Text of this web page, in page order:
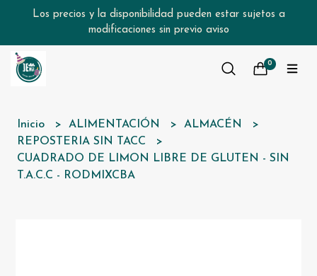
Los precios y la disponibilidad pueden estar sujetos a
modificaciones sin previo aviso
0
Inicio ALIMENTACIÓN
ALMACÉN
REPOSTERIA SIN TACC
CUADRADO DE LIMON LIBRE DE GLUTEN - SIN
T.A.C.C - RODMIXCBA